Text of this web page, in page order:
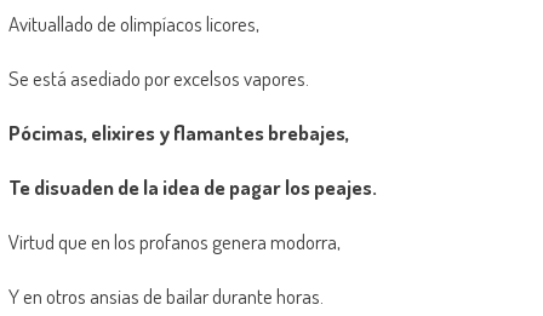
Avituallado de olimpíacos licores,
Se está asediado por excelsos vapores.
Pócimas, elixires y flamantes brebajes,
Te disuaden de la idea de pagar los peajes.
Virtud que en los profanos genera modorra,
Y en otros ansias de bailar durante horas.